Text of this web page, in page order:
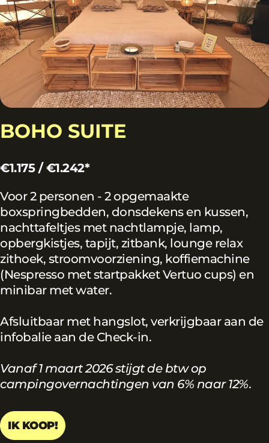
BOHO SUITE
€1.175 / €1.242*
Voor 2 personen - 2 opgemaakte
boxspringbedden, donsdekens en kussen,
nachttafeltjes met nachtlampje, lamp,
opbergkistjes, tapijt, zitbank, lounge relax
zithoek, stroomvoorziening, koffiemachine
(Nespresso met startpakket Vertuo cups) en
minibar met water.
Afsluitbaar met hangslot, verkrijgbaar aan de
infobalie aan de Check-in.
Vanaf 1 maart 2026 stijgt de btw op
campingovernachtingen van 6% naar 12%.
IK KOOP!